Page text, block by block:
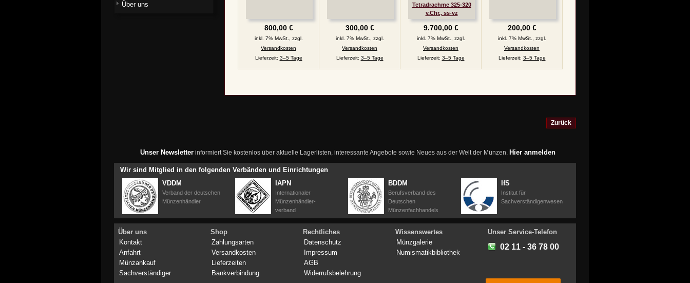
800,00 €
inkl. 7% MwSt., zzgl.
Versandkosten
Lieferzeit: 3–5 Tage
300,00 €
inkl. 7% MwSt., zzgl.
Versandkosten
Lieferzeit: 3–5 Tage
Tetradrachme 325-320
v.Chr., ss-vz
9.700,00 €
inkl. 7% MwSt., zzgl.
Versandkosten
Lieferzeit: 3–5 Tage
200,00 €
inkl. 7% MwSt., zzgl.
Versandkosten
Lieferzeit: 3–5 Tage
Zurück
Über uns
Unser Newsletterinformiert Sie kostenlos über aktuelle Lagerlisten, interessante Angebote sowie Neues aus der Welt der Münzen. Hier anmelden
Wir sind Mitglied in den folgenden Verbänden und Einrichtungen
VDDM
Verband der deutschen
Münzenhändler
IAPN
Internationaler
Münzenhändler-
verband
BDDM
Berufsverband des
Deutschen
Münzenfachhandels
IfS
Institut für
Sachverständigenwesen
Über uns
Kontakt
Anfahrt
Münzankauf
Sachverständiger
Shop
Zahlungsarten
Versandkosten
Lieferzeiten
Bankverbindung
Rechtliches
Datenschutz
Impressum
AGB
Widerrufsbelehrung
Wissenswertes
Münzgalerie
Numismatikbibliothek
Unser Service-Telefon
02 11 - 36 78 00